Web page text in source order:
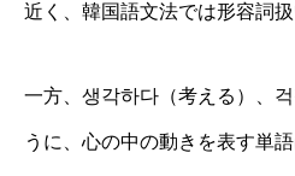
近く、韓国語文法では形容詞扱
一方、생각하다（考える）、
うに、心の中の動きを表す単